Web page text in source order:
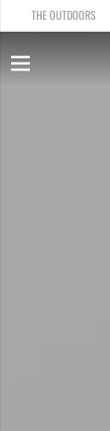
THE OUTDOORS